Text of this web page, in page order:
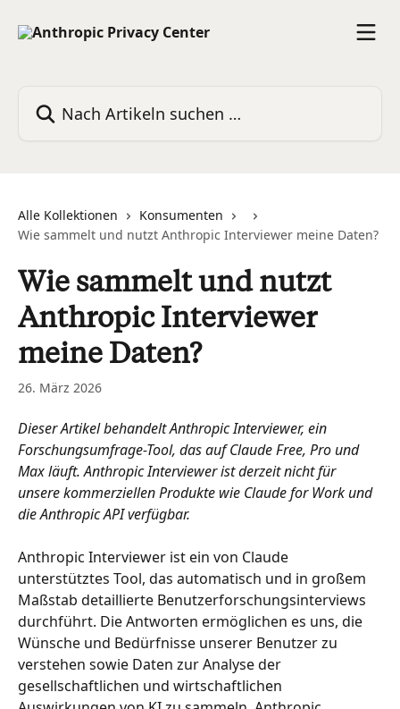
Alle Kollektionen
Konsumenten
Wie sammelt und nutzt Anthropic Interviewer meine Daten?
Wie sammelt und nutzt
Anthropic Interviewer
meine Daten?
26. März 2026
Dieser Artikel behandelt Anthropic Interviewer, ein
Forschungsumfrage-Tool, das auf Claude Free, Pro und
Max läuft. Anthropic Interviewer ist derzeit nicht für
unsere kommerziellen Produkte wie Claude for Work und
die Anthropic API verfügbar.
Anthropic Interviewer ist ein von Claude
unterstütztes Tool, das automatisch und in großem
Maßstab detaillierte Benutzerforschungsinterviews
durchführt. Die Antworten ermöglichen es uns, die
Wünsche und Bedürfnisse unserer Benutzer zu
verstehen sowie Daten zur Analyse der
gesellschaftlichen und wirtschaftlichen